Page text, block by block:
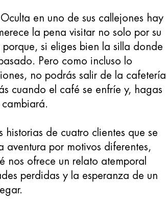
en uno de sus callejones hay
la pena visitar no solo por su
si eliges bien la silla donde
Pero como incluso lo
no podrás salir de la cafetería
cuando el café se enfríe y, hagas
de cuatro clientes que se
aventura por motivos diferentes,
nos ofrece un relato atemporal
perdidas y la esperanza de un